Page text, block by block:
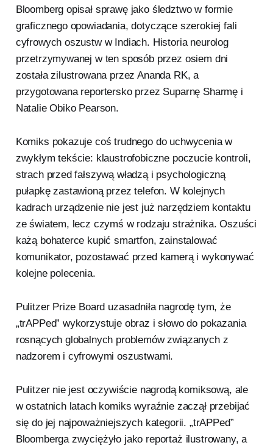
Bloomberg opisał sprawę jako śledztwo w formie
graficznego opowiadania, dotyczące szerokiej fali
cyfrowych oszustw w Indiach. Historia neurolog
przetrzymywanej w ten sposób przez osiem dni
została zilustrowana przez Ananda RK, a
przygotowana reportersko przez Suparnę Sharmę i
Natalie Obiko Pearson.
Komiks pokazuje coś trudnego do uchwycenia w
zwykłym tekście: klaustrofobiczne poczucie kontroli,
strach przed fałszywą władzą i psychologiczną
pułapkę zastawioną przez telefon. W kolejnych
kadrach urządzenie nie jest już narzędziem kontaktu
ze światem, lecz czymś w rodzaju strażnika. Oszuści
każą bohaterce kupić smartfon, zainstalować
komunikator, pozostawać przed kamerą i wykonywać
kolejne polecenia.
Pulitzer Prize Board uzasadniła nagrodę tym, że
„trAPPed” wykorzystuje obraz i słowo do pokazania
rosnących globalnych problemów związanych z
nadzorem i cyfrowymi oszustwami.
Pulitzer nie jest oczywiście nagrodą komiksową, ale
w ostatnich latach komiks wyraźnie zaczął przebijać
się do jej najpoważniejszych kategorii. „trAPPed”
Bloomberga zwyciężyło jako reportaż ilustrowany, a